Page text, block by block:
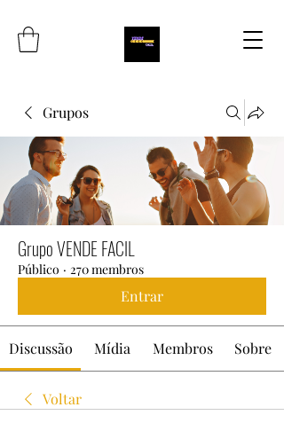
Grupos
Grupo VENDE FACIL
Público · 270 membros
Entrar
Discussão Mídia Membros Sobre
Voltar